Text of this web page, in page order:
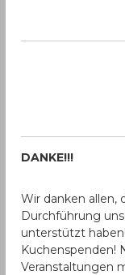
DANKE!!!
Wir danken allen,
Durchführung
unterstützt
Kuchenspenden!
Veranstaltungen